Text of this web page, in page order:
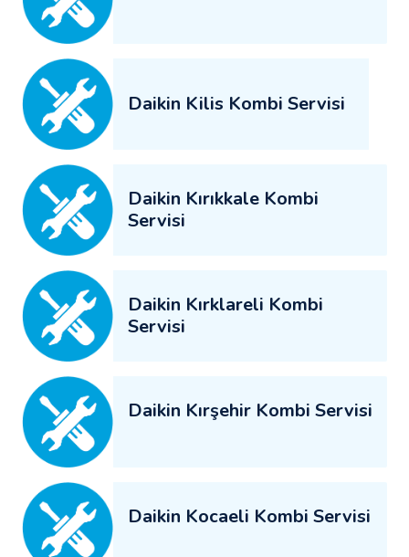
Daikin Kilis Kombi Servisi
Daikin Kırıkkale Kombi
Servisi
Daikin Kırklareli Kombi
Servisi
Daikin Kırşehir Kombi Servisi
Daikin Kocaeli Kombi Servisi